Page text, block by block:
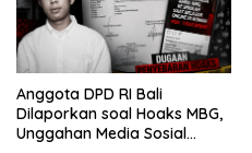
Anggota DPD RI Bali
Dilaporkan soal Hoaks MBG,
Unggahan Media Sosial